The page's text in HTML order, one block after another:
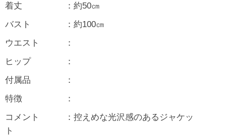
着丈 ：約50㎝
バスト ：約100㎝
ウエスト ：
ヒップ ：
付属品 ：
特徴 ：
コメント ：控えめな光沢感のあるジャケッ
ト